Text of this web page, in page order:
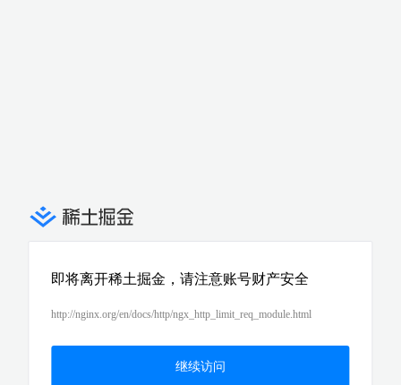
即将离开稀土掘金，请注意账号财产安全
http://nginx.org/en/docs/http/ngx_http_limit_req_module.html
继续访问